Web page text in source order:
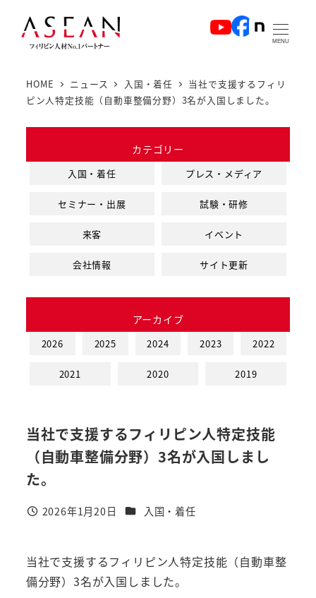
MENU
HOME ニュース 入国・着任
当社で支援するフィリ
ピン人特定技能（自動車整備分野）3名が入国しました。
カテゴリー
入国・着任 プレス・メディア
セミナー・出展 試験・研修
来客 イベント
会社情報 サイト更新
アーカイブ
2026 2025 2024 2023 2022
2021 2020 2019
当社で支援するフィリピン人特定技能
（自動車整備分野）3名が入国しまし
た。
投稿日
2026年1月20日 カテゴリー
入国・着任
当社で支援するフィリピン人特定技能（自動車整
備分野）3名が入国しました。